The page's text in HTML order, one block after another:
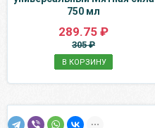
750 мл
289.75 ₽
305 ₽
В КОРЗИНУ